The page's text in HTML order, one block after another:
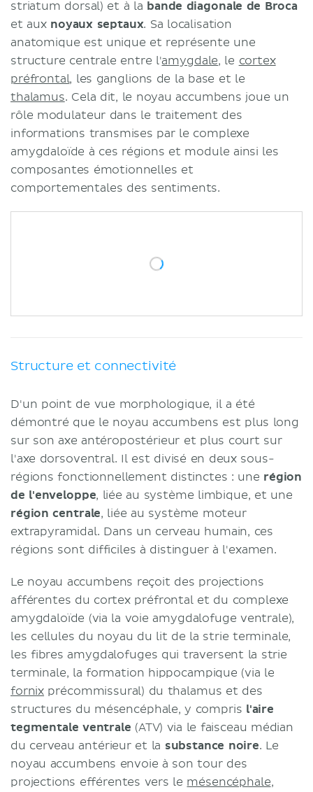
striatum dorsal) et à la bande diagonale de Broca
et aux noyaux septaux. Sa localisation
anatomique est unique et représente une
structure centrale entre l'amygdale, le cortex
préfrontal, les ganglions de la base et le
thalamus. Cela dit, le noyau accumbens joue un
rôle modulateur dans le traitement des
informations transmises par le complexe
amygdaloïde à ces régions et module ainsi les
composantes émotionnelles et
comportementales des sentiments.
Structure et connectivité
D'un point de vue morphologique, il a été
démontré que le noyau accumbens est plus long
sur son axe antéropostérieur et plus court sur
l'axe dorsoventral. Il est divisé en deux sous-
régions fonctionnellement distinctes : une région
de l'enveloppe, liée au système limbique, et une
région centrale, liée au système moteur
extrapyramidal. Dans un cerveau humain, ces
régions sont difficiles à distinguer à l'examen.
Le noyau accumbens reçoit des projections
afférentes du cortex préfrontal et du complexe
amygdaloïde (via la voie amygdalofuge ventrale),
les cellules du noyau du lit de la strie terminale,
les fibres amygdalofuges qui traversent la strie
terminale, la formation hippocampique (via le
fornix précommissural) du thalamus et des
structures du mésencéphale, y compris l'aire
tegmentale ventrale (ATV) via le faisceau médian
du cerveau antérieur et la substance noire. Le
noyau accumbens envoie à son tour des
projections efférentes vers le mésencéphale,